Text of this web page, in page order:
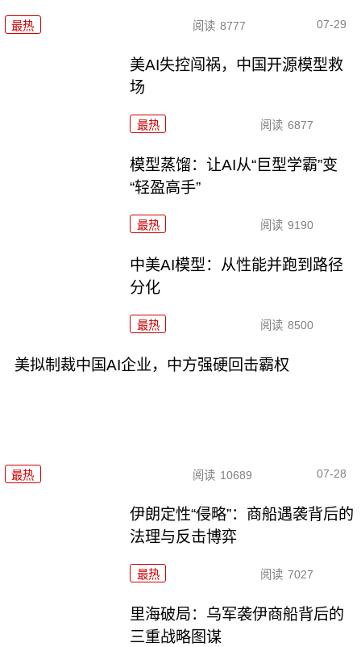
最热 阅读 8777 07-29
美AI失控闯祸，中国开源模型救
场
最热 阅读 6877
模型蒸馏：让AI从“巨型学霸”变
“轻盈高手”
最热 阅读 9190
中美AI模型：从性能并跑到路径
分化
最热 阅读 8500
美拟制裁中国AI企业，中方强硬回击霸权
最热 阅读 10689 07-28
伊朗定性“侵略”：商船遇袭背后的
法理与反击博弈
最热 阅读 7027
里海破局：乌军袭伊商船背后的
三重战略图谋